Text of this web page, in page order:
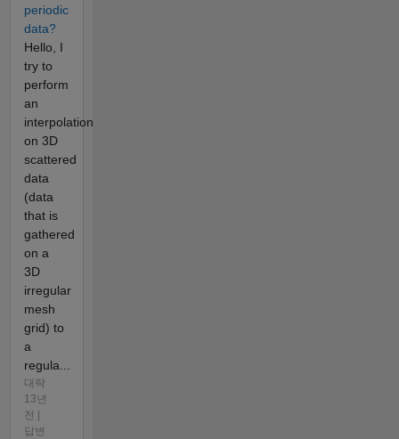
periodic
data?
Hello, I
try to
perform
an
interpolation
on 3D
scattered
data
(data
that is
gathered
on a
3D
irregular
mesh
grid) to
a
regula...
대략
13년
전 |
답변